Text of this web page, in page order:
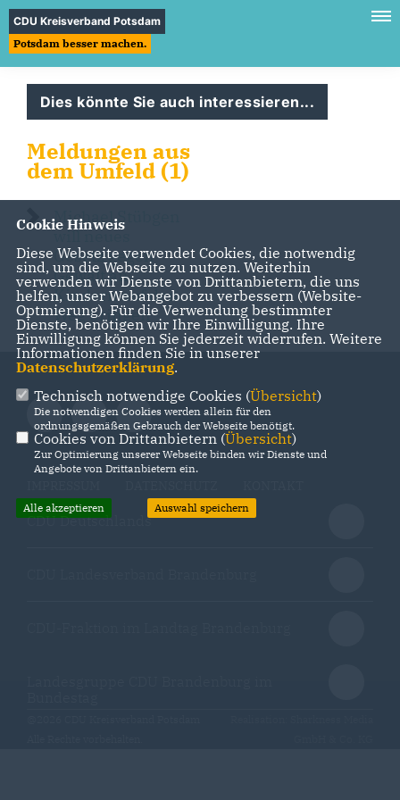
CDU Kreisverband Potsdam
Potsdam besser machen.
Dies könnte Sie auch interessieren...
Meldungen aus
dem Umfeld (1)
Michael Stübgen
will neues
Gesetz gegen
Gewalt an
Kindern auf den
Weg bringen
CDU Deutschlands
Cookie Hinweis
Diese Webseite verwendet Cookies, die notwendig
sind, um die Webseite zu nutzen. Weiterhin
verwenden wir Dienste von Drittanbietern, die uns
helfen, unser Webangebot zu verbessern (Website-
Optmierung). Für die Verwendung bestimmter
Dienste, benötigen wir Ihre Einwilligung. Ihre
Einwilligung können Sie jederzeit widerrufen. Weitere
Informationen finden Sie in unserer
Datenschutzerklärung.
Technisch notwendige Cookies (Übersicht)
Die notwendigen Cookies werden allein für den
ordnungsgemäßen Gebrauch der Webseite benötigt.
Cookies von Drittanbietern (Übersicht)
Zur Optimierung unserer Webseite binden wir Dienste und
Angebote von Drittanbietern ein.
Alle akzeptieren Auswahl speichern